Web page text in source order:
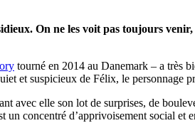
On ne les voit pas toujours
tourné en 2014 au Danemark – a très
et suspicieux de Félix, le personnage
avec elle son lot de surprises, de
un concentré d’apprivoisement social et